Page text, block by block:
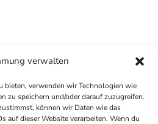
verwalten
bieten, verwenden wir Technologien wie
zu speichern und/oder darauf zuzugreifen.
können wir Daten wie das
auf dieser Website verarbeiten. Wenn du